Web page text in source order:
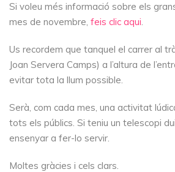
Si voleu més informació sobre els
mes de novembre, feis clic aqui.
Us recordem que tanquel el carrer al
Joan Servera Camps) a l’altura de
evitar tota la llum possible.
Serà, com cada mes, una activitat
tots els públics. Si teniu un telescopi
ensenyar a fer-lo servir.
Moltes gràcies i cels clars.